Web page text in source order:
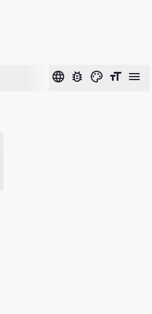
language bug_report color_lens format_size menu